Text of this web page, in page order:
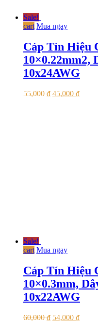
Sale!
cart Mua ngay
Cáp Tín Hiệu
10×0.22mm2,
10x24AWG
55,000₫ 45,000 ₫
Sale!
cart Mua ngay
Cáp Tín Hiệu
10×0.3mm,
10x22AWG
60,000₫ 54,000 ₫